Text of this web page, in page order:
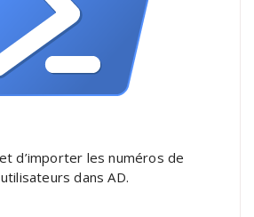
d’importer les numéros de
dans AD.